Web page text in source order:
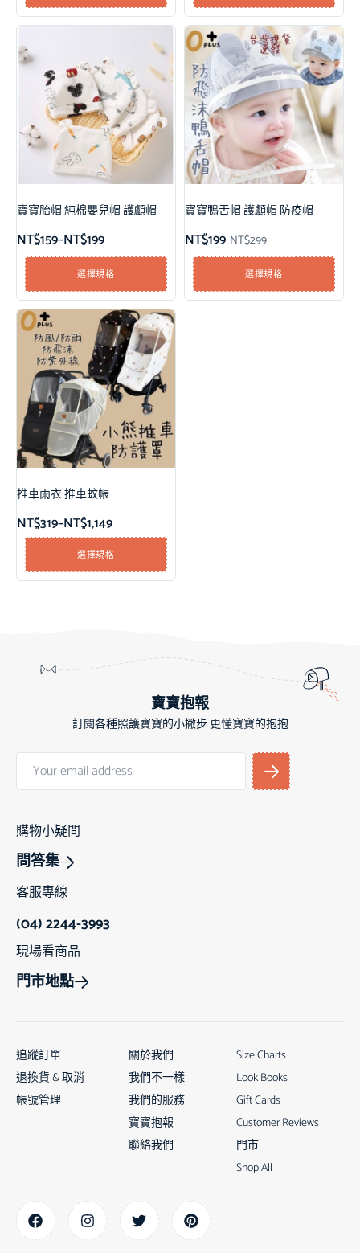
寶寶胎帽 純棉嬰兒帽 護顱帽
NT$159–NT$199
選擇規格
寶寶鴨舌帽 護顱帽 防疫帽
NT$299
NT$199
選擇規格
推車雨衣 推車蚊帳
NT$319–NT$1,149
選擇規格
寶寶抱報
訂閱各種照護寶寶的小撇步 更懂寶寶的抱抱
購物小疑問
問答集
客服專線
(04) 2244-3993
現場看商品
門市地點
Size Charts
Look Books
Gift Cards
Customer Reviews
門市
Shop All
關於我們
我們不一樣
我們的服務
寶寶抱報
聯絡我們
追蹤訂單
退換貨 & 取消
帳號管理